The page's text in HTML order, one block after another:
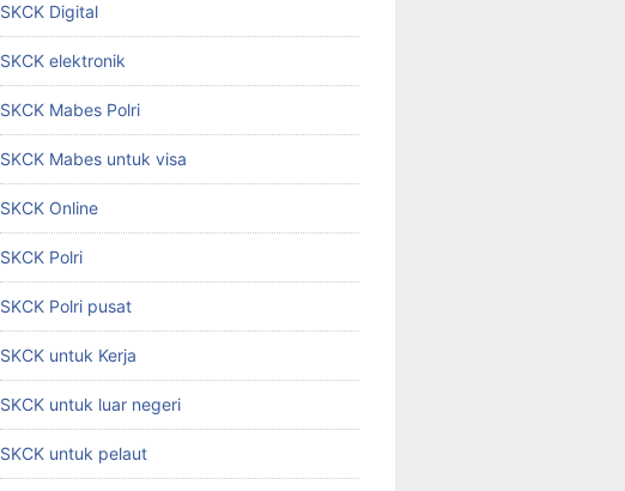
SKCK Digital
SKCK elektronik
SKCK Mabes Polri
SKCK Mabes untuk visa
SKCK Online
SKCK Polri
SKCK Polri pusat
SKCK untuk Kerja
SKCK untuk luar negeri
SKCK untuk pelaut